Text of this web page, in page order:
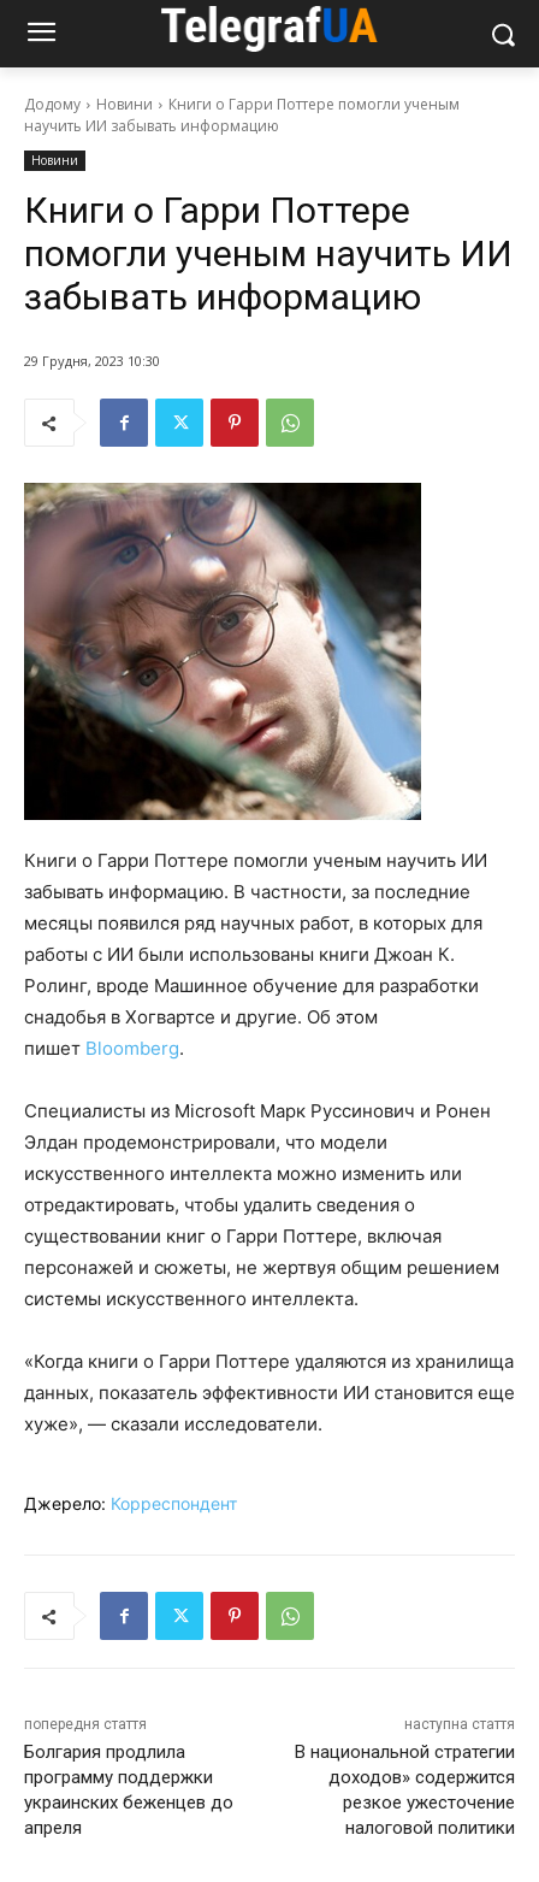
Додому Новини
Книги о Гарри Поттере помогли ученым
научить ИИ забывать информацию
Новини
Книги о Гарри Поттере
помогли ученым научить ИИ
забывать информацию
29 Грудня, 2023 10:30
Книги о Гарри Поттере помогли ученым научить ИИ
забывать информацию. В частности, за последние
месяцы появился ряд научных работ, в которых для
работы с ИИ были использованы книги Джоан К.
Ролинг, вроде Машинное обучение для разработки
снадобья в Хогвартсе и другие. Об этом
пишет Bloomberg.
Специалисты из Microsoft Марк Руссинович и Ронен
Элдан продемонстрировали, что модели
искусственного интеллекта можно изменить или
отредактировать, чтобы удалить сведения о
существовании книг о Гарри Поттере, включая
персонажей и сюжеты, не жертвуя общим решением
системы искусственного интеллекта.
«Когда книги о Гарри Поттере удаляются из хранилища
данных, показатель эффективности ИИ становится еще
хуже», — сказали исследователи.
Джерело: Корреспондент
попередня стаття
Болгария продлила
программу поддержки
украинских беженцев до
апреля
наступна стаття
В национальной стратегии
доходов» содержится
резкое ужесточение
налоговой политики